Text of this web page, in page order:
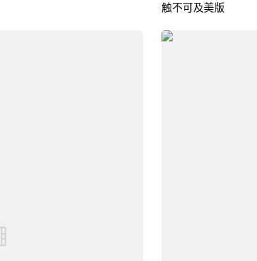
触不可及美版